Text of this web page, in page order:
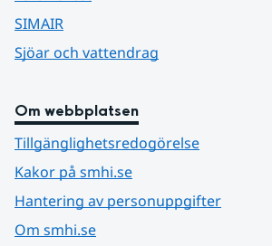
SIMAIR
Sjöar och vattendrag
Om webbplatsen
Tillgänglighetsredogörelse
Kakor på smhi.se
Hantering av personuppgifter
Om smhi.se